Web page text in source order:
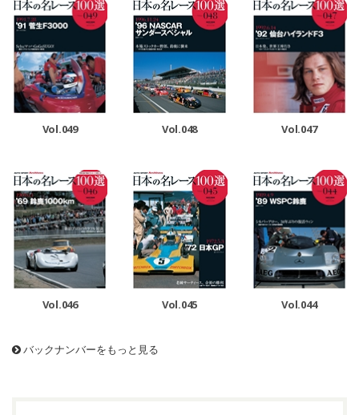
Vol.049 Vol.048 Vol.047
Vol.046 Vol.045 Vol.044
バックナンバーをもっと見る